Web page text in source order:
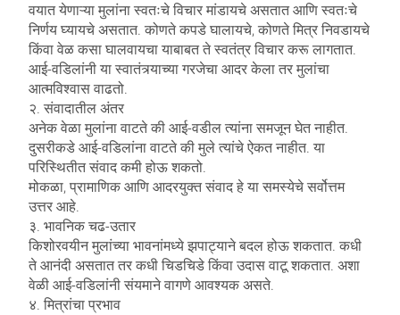
वयात येणाऱ्या मुलांना स्वतःचे विचार मांडायचे असतात आणि स्वतःचे
निर्णय घ्यायचे असतात. कोणते कपडे घालायचे, कोणते मित्र निवडायचे
किंवा वेळ कसा घालवायचा याबाबत ते स्वतंत्र विचार करू लागतात.
आई-वडिलांनी या स्वातंत्र्याच्या गरजेचा आदर केला तर मुलांचा
आत्मविश्वास वाढतो.
२. संवादातील अंतर
अनेक वेळा मुलांना वाटते की आई-वडील त्यांना समजून घेत नाहीत.
दुसरीकडे आई-वडिलांना वाटते की मुले त्यांचे ऐकत नाहीत. या
परिस्थितीत संवाद कमी होऊ शकतो.
मोकळा, प्रामाणिक आणि आदरयुक्त संवाद हे या समस्येचे सर्वोत्तम
उत्तर आहे.
३. भावनिक चढ-उतार
किशोरवयीन मुलांच्या भावनांमध्ये झपाट्याने बदल होऊ शकतात. कधी
ते आनंदी असतात तर कधी चिडचिडे किंवा उदास वाटू शकतात. अशा
वेळी आई-वडिलांनी संयमाने वागणे आवश्यक असते.
४. मित्रांचा प्रभाव